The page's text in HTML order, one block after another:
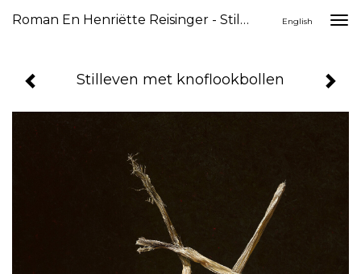
Roman En Henriëtte Reisinger - Stilleven Met Knoflookbollen English
Stilleven met knoflookbollen